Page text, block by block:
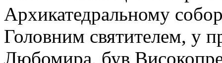
Архикатедральному
Головним святителем, у
Любомира, був